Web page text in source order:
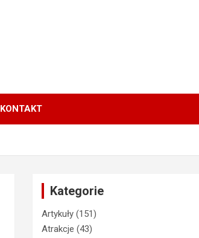
KONTAKT
Kategorie
Artykuły (151)
Atrakcje (43)